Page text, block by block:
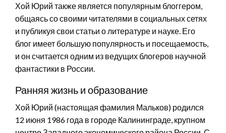
Хой Юрий также является популярным блоггером,
общаясь со своими читателями в социальных сетях
и публикуя свои статьи о литературе и науке. Его
блог имеет большую популярность и посещаемость,
и он считается одним из ведущих блогеров научной
фантастики в России.
Ранняя жизнь и образование
Хой Юрий (настоящая фамилия Мальков) родился
12 июня 1986 года в городе Калининграде, крупном